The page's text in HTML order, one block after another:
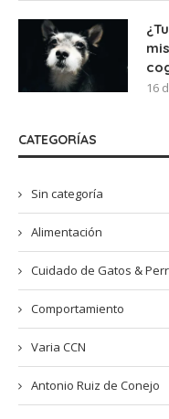
16
CATEGORÍAS
Sin categoría
Alimentación
Cuidado de Gatos &
Comportamiento
Varia CCN
Antonio Ruiz de Conejo